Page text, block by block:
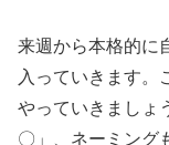
来週から本格的に
入っていきます。
やっていきましょ
〇」、ネーミング